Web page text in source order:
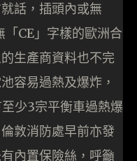
話，插頭內或無
CE」字樣的歐洲合
生產商資料也不完
容易過熱及爆炸，
少3宗平衡車過熱爆
敦消防處早前亦發
內置保險絲，呼籲